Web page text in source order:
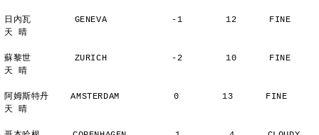
日內瓦        GENEVA            -1        12      FINE
天 晴
蘇黎世        ZURICH            -2        10      FINE
天 晴
阿姆斯特丹    AMSTERDAM          0        13      FINE
天 晴